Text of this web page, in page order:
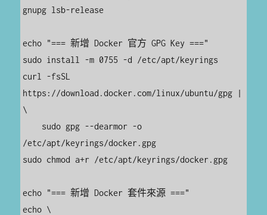
gnupg lsb-release
echo "=== 新增 Docker 官方 GPG Key ==="
sudo install -m 0755 -d /etc/apt/keyrings
curl -fsSL
https://download.docker.com/linux/ubuntu/gpg |
\
/etc/apt/keyrings/docker.gpg
sudo chmod a+r /etc/apt/keyrings/docker.gpg
echo "=== 新增 Docker 套件來源 ==="
echo \